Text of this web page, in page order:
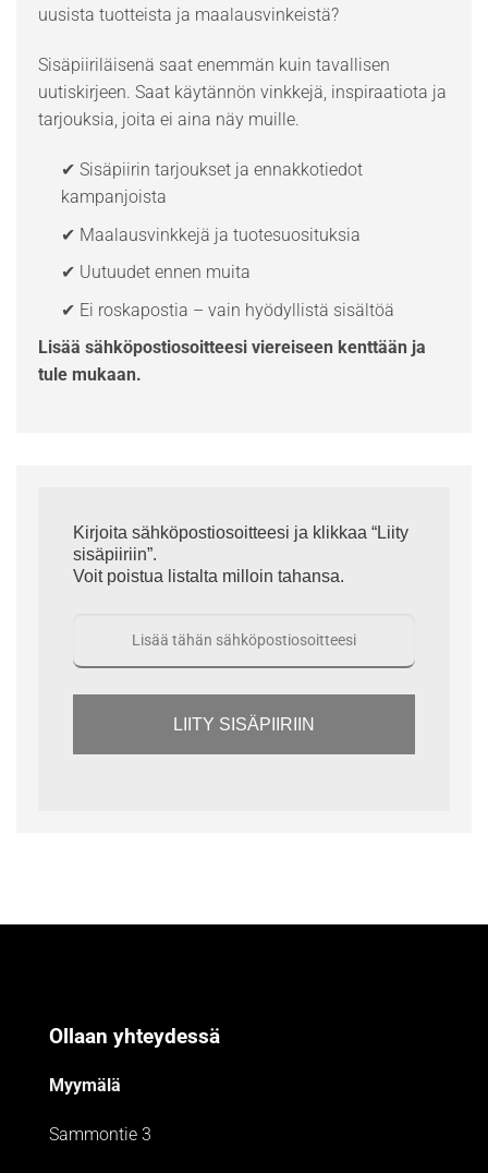
uusista tuotteista ja maalausvinkeistä?
Sisäpiiriläisenä saat enemmän kuin tavallisen
uutiskirjeen. Saat käytännön vinkkejä, inspiraatiota ja
tarjouksia, joita ei aina näy muille.
✔ Sisäpiirin tarjoukset ja ennakkotiedot
kampanjoista
✔ Maalausvinkkejä ja tuotesuosituksia
✔ Uutuudet ennen muita
✔ Ei roskapostia – vain hyödyllistä sisältöä
Lisää sähköpostiosoitteesi viereiseen kenttään ja
tule mukaan.
Kirjoita sähköpostiosoitteesi ja klikkaa “Liity
sisäpiiriin”.
Voit poistua listalta milloin tahansa.
LIITY SISÄPIIRIIN
Ollaan yhteydessä
Myymälä
Sammontie 3